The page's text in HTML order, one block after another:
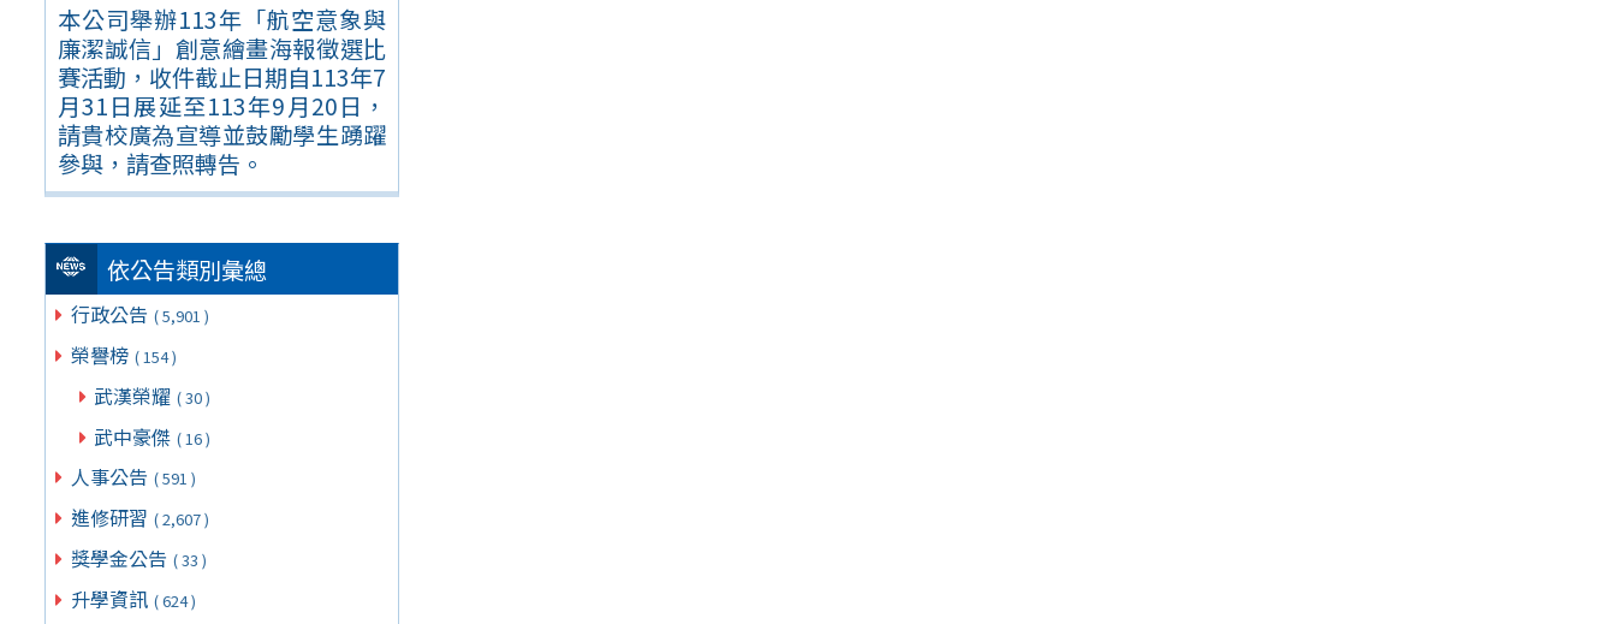
本公司舉辦113年「航空意象與
廉潔誠信」創意繪畫海報徵選比
賽活動，收件截止日期自113年7
月31日展延至113年9月20日，
請貴校廣為宣導並鼓勵學生踴躍
參與，請查照轉告。
依公告類別彙總
行政公告 ( 5,901 )
榮譽榜 ( 154 )
武漢榮耀 ( 30 )
武中豪傑 ( 16 )
人事公告 ( 591 )
進修研習 ( 2,607 )
獎學金公告 ( 33 )
升學資訊 ( 624 )